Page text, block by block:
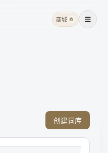
商城 商 菜单
创建词库